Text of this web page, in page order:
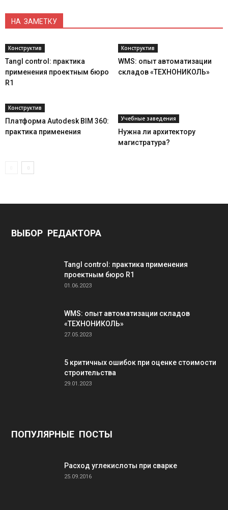
НА ЗАМЕТКУ
Конструктив
Tangl control: практика
применения проектным бюро
R1
Конструктив
WMS: опыт автоматизации
складов «ТЕХНОНИКОЛЬ»
Конструктив
Платформа Autodesk BIM 360:
практика применения
Учебные заведения
Нужна ли архитектору
магистратура?
ВЫБОР РЕДАКТОРА
Tangl control: практика применения
проектным бюро R1
01.06.2023
WMS: опыт автоматизации складов
«ТЕХНОНИКОЛЬ»
27.05.2023
5 критичных ошибок при оценке стоимости
строительства
29.01.2023
ПОПУЛЯРНЫЕ ПОСТЫ
Расход углекислоты при сварке
25.09.2016